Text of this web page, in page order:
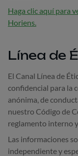
Haga clic aquí para
Horiens.
Línea de
El Canal Línea de
confidencial para la
anónima, de
nuestro Código de
reglamento interno
Las informaciones
independiente y